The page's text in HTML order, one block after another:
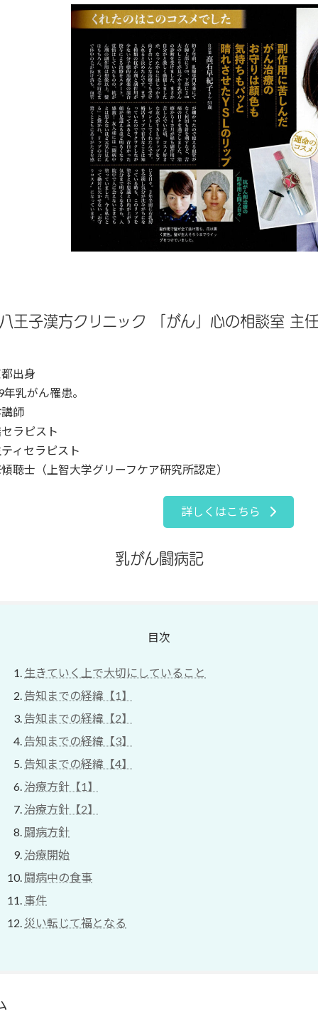
王子漢方クリニック 「がん」心の相談室 主
出身
乳がん罹患。
師
ラピスト
ィセラピスト
聴士（上智大学グリーフケア研究所認定）
詳しくはこちら
乳がん闘病記
目次
生きていく上で大切にしていること
告知までの経緯【1】
告知までの経緯【2】
告知までの経緯【3】
告知までの経緯【4】
治療方針【1】
治療方針【2】
闘病方針
治療開始
闘病中の食事
事件
災い転じて福となる